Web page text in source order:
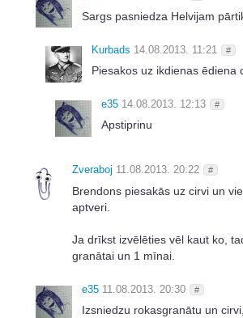
Sargs pasniedza Helvijam
Kurbads 14.08.2013. 11:21 #
Piesakos uz ikdienas ēdiena
e35 14.08.2013. 12:13 #
Apstiprinu
Zveraboj 11.08.2013. 20:22 #
Brendons piesakās uz cirvi un
aptveri.
Ja drīkst izvēlēties vēl kaut ko,
granātai un 1 mīnai.
e35 11.08.2013. 20:30 #
Izsniedzu rokasgranātu un